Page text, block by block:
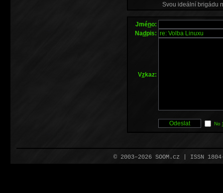
Svou ideální brigádu
Jméno:
Nadpis:
Vzkaz:
No
© 2003–2026 SOOM.cz | ISSN